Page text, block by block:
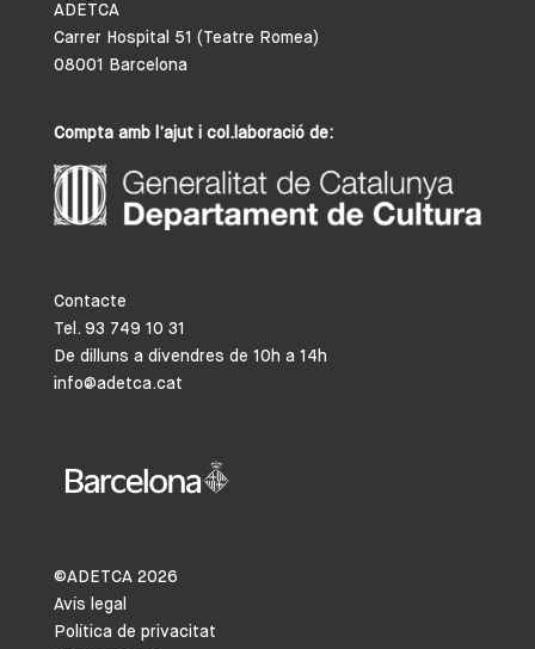
ADETCA
Carrer Hospital 51 (Teatre Romea)
08001 Barcelona
Compta amb l’ajut i col.laboració de:
Contacte
Tel. 93 749 10 31
De dilluns a divendres de 10h a 14h
info@adetca.cat
©ADETCA 2026
Avís legal
Política de privacitat